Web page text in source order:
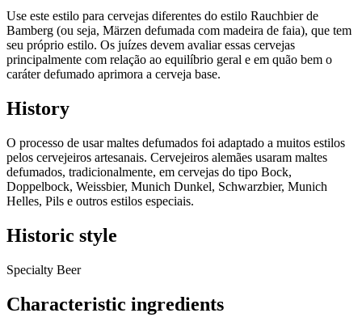
Use este estilo para cervejas diferentes do estilo Rauchbier de
Bamberg (ou seja, Märzen defumada com madeira de faia), que tem
seu próprio estilo. Os juízes devem avaliar essas cervejas
principalmente com relação ao equilíbrio geral e em quão bem o
caráter defumado aprimora a cerveja base.
History
O processo de usar maltes defumados foi adaptado a muitos estilos
pelos cervejeiros artesanais. Cervejeiros alemães usaram maltes
defumados, tradicionalmente, em cervejas do tipo Bock,
Doppelbock, Weissbier, Munich Dunkel, Schwarzbier, Munich
Helles, Pils e outros estilos especiais.
Historic style
Specialty Beer
Characteristic ingredients